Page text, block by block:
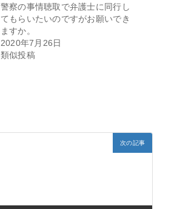
警察の事情聴取で弁護士に同行し
てもらいたいのですがお願いでき
ますか。
2020年7月26日
類似投稿
次の記事